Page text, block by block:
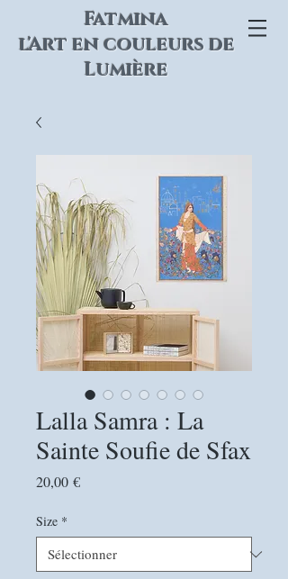
Fatmina
l'Art en couleurs de
Lumière
Lalla Samra : La
Sainte Soufie de Sfax
20,00 €Prix
Size *